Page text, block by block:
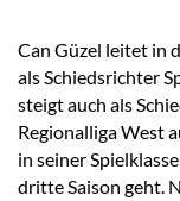
Can Güzel leitet in
als Schiedsrichter
steigt auch als
Regionalliga West
in seiner
dritte Saison geht.